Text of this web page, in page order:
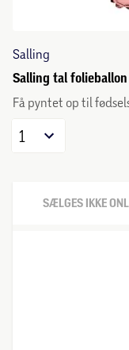
Salling
Salling tal folieballon
Få pyntet op til
1
SÆLGES IKKE